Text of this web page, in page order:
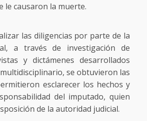
le causaron la muerte.
las diligencias por parte de la
a través de investigación de
y dictámenes desarrollados
se obtuvieron las
esclarecer los hechos y
del imputado, quien
de la autoridad judicial.